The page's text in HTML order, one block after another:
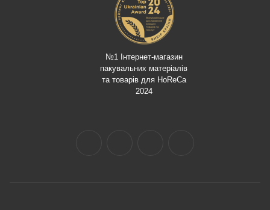
№1 Інтернет-магазин
пакувальних матеріалів
та товарів для HoReCa
2024